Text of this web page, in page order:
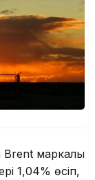
Brent маркалы
1,04% өсіп,